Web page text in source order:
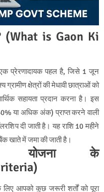
(What is Gaon Ki
प्रेरणादायक पहल है, जिसे 1 जून
क्षेत्रों की मेधावी छात्राओं को
सहायता प्रदान करना है। इस
या अधिक अंक) प्राप्त करने वाली
दी जाती है। यह राशि 10 महीने
खाते में जमा की जाती है।
योजना के
आपको कुछ जरूरी शर्तों को पूरा